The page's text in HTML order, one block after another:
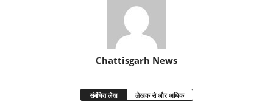
Chattisgarh News
संबंधित लेख लेखक से और अधिक